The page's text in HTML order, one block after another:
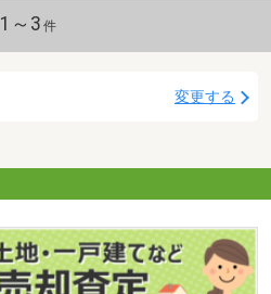
1～3 件
変更する